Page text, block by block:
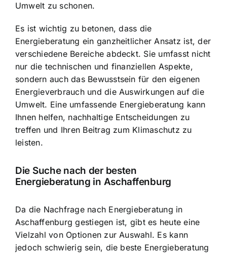
Umwelt zu schonen.
Es ist wichtig zu betonen, dass die
Energieberatung ein ganzheitlicher Ansatz ist, der
verschiedene Bereiche abdeckt. Sie umfasst nicht
nur die technischen und finanziellen Aspekte,
sondern auch das Bewusstsein für den eigenen
Energieverbrauch und die Auswirkungen auf die
Umwelt. Eine umfassende Energieberatung kann
Ihnen helfen, nachhaltige Entscheidungen zu
treffen und Ihren Beitrag zum Klimaschutz zu
leisten.
Die Suche nach der besten
Energieberatung in Aschaffenburg
Da die Nachfrage nach Energieberatung in
Aschaffenburg gestiegen ist, gibt es heute eine
Vielzahl von Optionen zur Auswahl. Es kann
jedoch schwierig sein, die beste Energieberatung